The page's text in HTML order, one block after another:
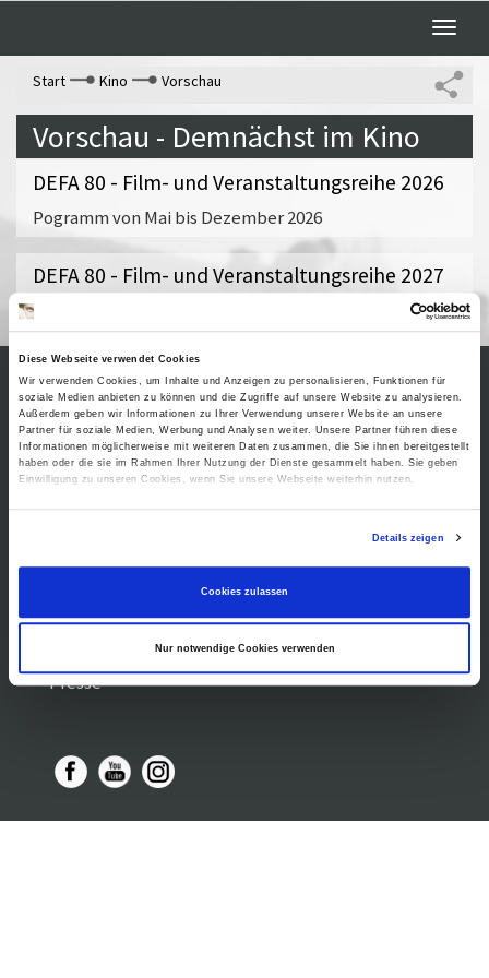
Diese Webseite verwendet Cookies
Wir verwenden Cookies, um Inhalte und Anzeigen zu personalisieren, Funktionen für
soziale Medien anbieten zu können und die Zugriffe auf unsere Website zu analysieren.
Außerdem geben wir Informationen zu Ihrer Verwendung unserer Website an unsere
Partner für soziale Medien, Werbung und Analysen weiter. Unsere Partner führen diese
Informationen möglicherweise mit weiteren Daten zusammen, die Sie ihnen bereitgestellt
haben oder die sie im Rahmen Ihrer Nutzung der Dienste gesammelt haben. Sie geben
Einwilligung zu unseren Cookies, wenn Sie unsere Webseite weiterhin nutzen.
Details zeigen
Cookies zulassen
Nur notwendige Cookies verwenden
Toggle
Start
Kino Vorschau
Vorschau - Demnächst im Kino
DEFA 80 - Film- und Veranstaltungsreihe 2026
Pogramm von Mai bis Dezember 2026
DEFA 80 - Film- und Veranstaltungsreihe 2027
Programm von Januar 2027 bis April 2027
Kontakt / Anfahrt
Öffnungszeiten /
Preise
Führungen /
Vermittlung
Gastronomie
Barrierefreiheit
Presse
Impressum
Sitemap
Datenschutz
Cookie-
Einstellungen